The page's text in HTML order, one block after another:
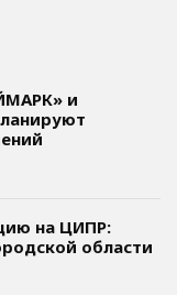
и
на ЦИПР:
области